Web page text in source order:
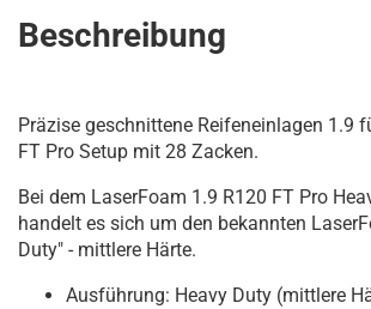
Beschreibung
Präzise geschnittene Reifeneinlagen 1.9
FT Pro Setup mit 28 Zacken.
Bei dem LaserFoam 1.9 R120 FT Pro
handelt es sich um den bekannten
Duty" - mittlere Härte.
Ausführung: Heavy Duty (mittlere